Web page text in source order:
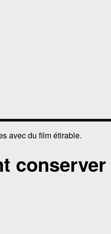
avec du film étirable.